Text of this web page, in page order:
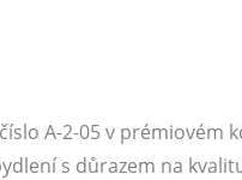
A-2-05 v prémiovém
s důrazem na